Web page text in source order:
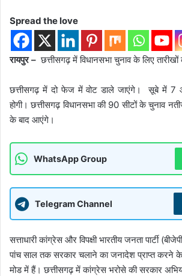
Spread the love
रायपुर –छत्तीसगढ़ में विधानसभा चुनाव के लिए तारीखों
छत्तीसगढ़ में दो फेज में वोट डाले जाएंगे। सूबे में 7
होगी। छत्तीसगढ़ विधानसभा की 90 सीटों के चुनाव
के बाद आएंगे।
WhatsApp Group
Telegram Channel
सत्ताधारी कांग्रेस और विपक्षी भारतीय जनता पार्टी
पांच साल तक सरकार चलाने का जनादेश प्राप्त करने के
मोड में हैं। छत्तीसगढ़ में कांग्रेस भरोसे की सरकार